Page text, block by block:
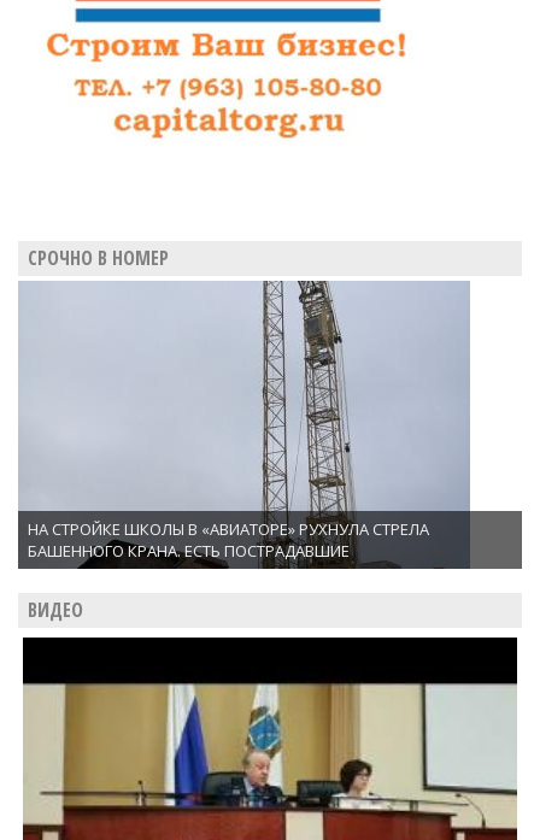
мошенничестве
СРОЧНО В НОМЕР
НА СТРОЙКЕ ШКОЛЫ В «АВИАТОРЕ» РУХНУЛА СТРЕЛА
БАШЕННОГО КРАНА. ЕСТЬ ПОСТРАДАВШИЕ
ВИДЕО